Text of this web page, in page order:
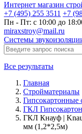
Интернет магазин
+7 (495) 255 3511 +7
Пн - Пт: с 10:00 до
miraxstroy@mail.ru
Системы
Все результаты
Главная
Стройматериалы
Гипсокартонные
ГКЛ
ГКЛ Кнауф |
мм (1,2*2,5м)